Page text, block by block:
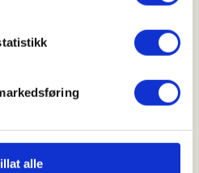
alle
ut på strategiske poster i
egen overnatting etter